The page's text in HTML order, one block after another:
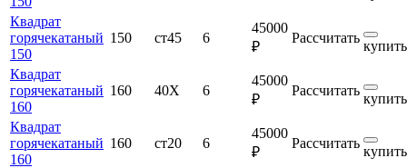
Квадрат
горячекатаный
150
150 ст45 6
45000
₽
Рассчитать
купить
Квадрат
горячекатаный
160
160 40Х 6
45000
₽
Рассчитать
купить
Квадрат
горячекатаный
160
160 ст20 6
45000
₽
Рассчитать
купить